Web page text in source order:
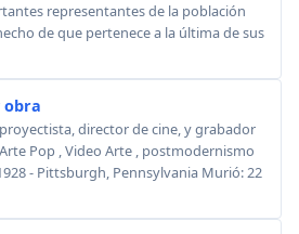
representantes de la población
de que pertenece a la última de sus
obra
director de cine, y grabador
Pop , Video Arte , postmodernismo
- Pittsburgh, Pennsylvania Murió: 22